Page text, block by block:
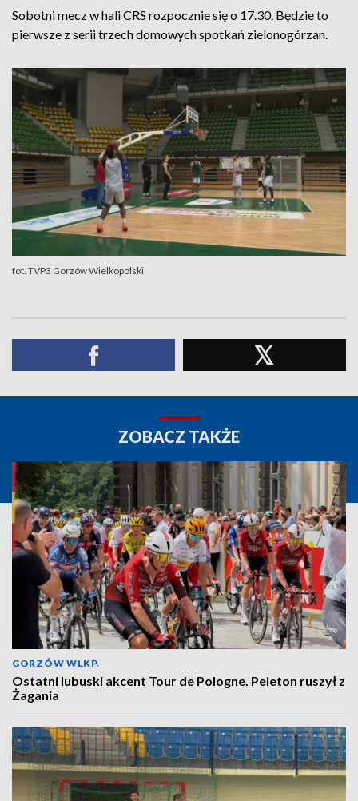
Sobotni mecz w hali CRS rozpocznie się o 17.30. Będzie to
pierwsze z serii trzech domowych spotkań zielonogórzan.
fot. TVP3 Gorzów Wielkopolski
ZOBACZ TAKŻE
GORZÓW WLKP.
Ostatni lubuski akcent Tour de Pologne. Peleton ruszył z
Żagania